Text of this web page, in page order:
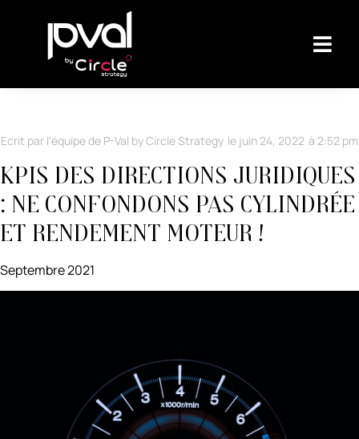
Ecrit par l'équipe de P-Val by Circle Strategy le juin 24, 2022 à 2:52 pm
KPIs des directions juridiques
: ne confondons pas cylindrée
et rendement moteur !
Septembre 2021